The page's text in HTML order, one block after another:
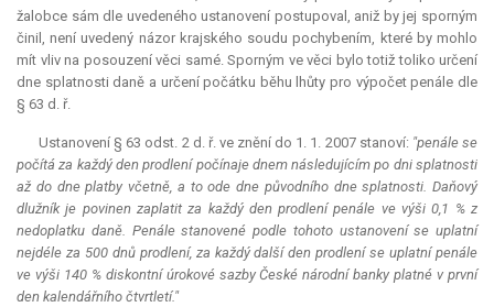
žalobce sám dle uvedeného ustanovení postupoval, aniž by jej sporným
činil, není uvedený názor krajského soudu pochybením, které by mohlo
mít vliv na posouzení věci samé. Sporným ve věci bylo totiž toliko určení
dne splatnosti daně a určení počátku běhu lhůty pro výpočet penále dle
§ 63 d. ř.
Ustanovení § 63 odst. 2 d. ř. ve znění do 1. 1. 2007 stanoví: "penále se
počítá za každý den prodlení počínaje dnem následujícím po dni splatnosti
až do dne platby včetně, a to ode dne původního dne splatnosti. Daňový
dlužník je povinen zaplatit za každý den prodlení penále ve výši 0,1 % z
nedoplatku daně. Penále stanovené podle tohoto ustanovení se uplatní
nejdéle za 500 dnů prodlení, za každý další den prodlení se uplatní penále
ve výši 140 % diskontní úrokové sazby České národní banky platné v první
den kalendářního čtvrtletí."